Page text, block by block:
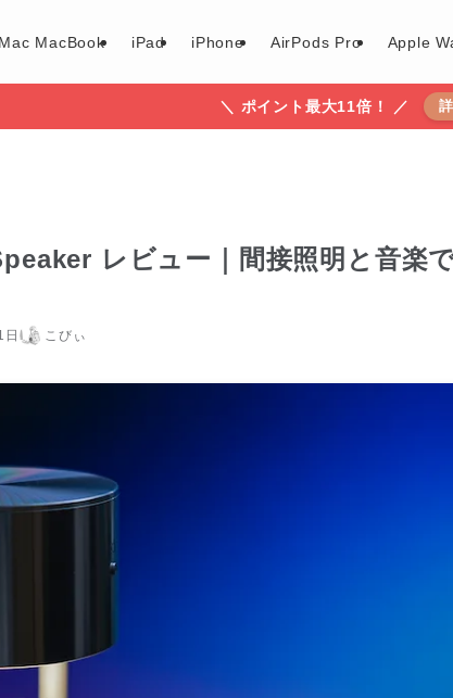
Mac MacBook iPad iPhone AirPods Pro Apple
＼ ポイント最大11倍！ ／
レビュー｜間接照明と音楽
こびぃ